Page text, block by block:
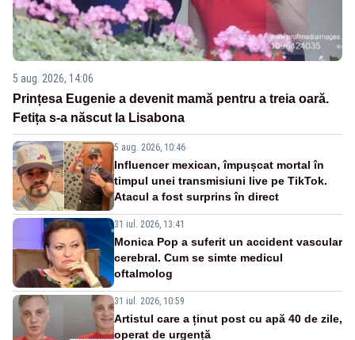
5 aug. 2026, 14:06
Prințesa Eugenie a devenit mamă pentru a treia oară.
Fetița s-a născut la Lisabona
5 aug. 2026, 10:46
Influencer mexican, împușcat mortal în
timpul unei transmisiuni live pe TikTok.
Atacul a fost surprins în direct
31 iul. 2026, 13:41
Monica Pop a suferit un accident vascular
cerebral. Cum se simte medicul
oftalmolog
31 iul. 2026, 10:59
Artistul care a ținut post cu apă 40 de zile,
operat de urgență